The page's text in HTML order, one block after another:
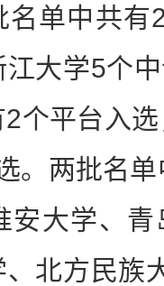
单中共有
大学5个
个平台入
。两批名单
安大学、
北方民族